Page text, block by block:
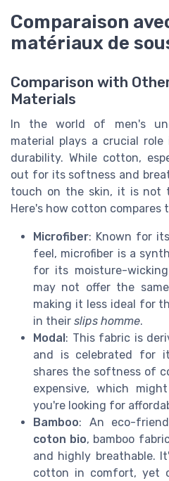
Comparaison
matériaux de
Comparison with
Materials
In the world of men's
material plays a crucial
durability. While cotton,
out for its softness and
touch on the skin, it is not
Here's how cotton compares
Microfiber: Known for
feel, microfiber is a
for its moisture-
may not offer the
making it less ideal for
in their slips homme.
Modal : This fabric is
and is celebrated for
shares the softness of
expensive, which
you're looking for
Bamboo: An eco-
coton bio, bamboo
and highly breathable.
cotton in comfort, yet